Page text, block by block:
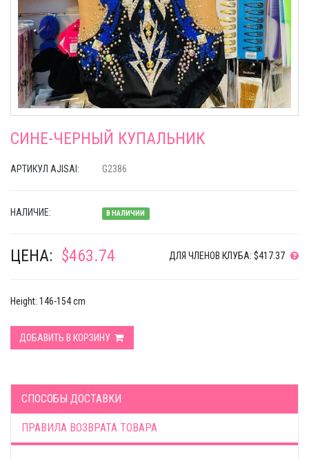
СИНЕ-ЧЕРНЫЙ КУПАЛЬНИК
АРТИКУЛ AJISAI: G2386
НАЛИЧИЕ: В НАЛИЧИИ
ЦЕНА: $463.74 ДЛЯ ЧЛЕНОВ КЛУБА: $417.37
Height: 146-154 cm
ДОБАВИТЬ В КОРЗИНУ
СПОСОБЫ ДОСТАВКИ
ПРАВИЛА ВОЗВРАТА ТОВАРА